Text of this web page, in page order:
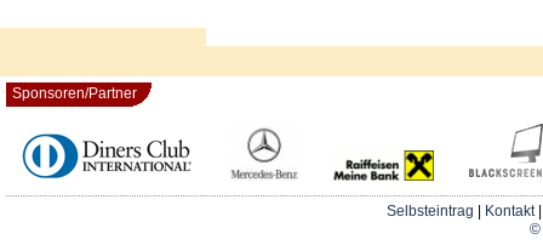
Sponsoren/Partner
Selbsteintrag Kontakt
©